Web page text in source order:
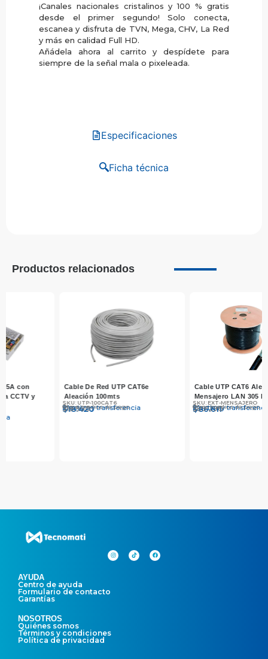
Especificaciones
Ficha técnica
¡Canales nacionales cristalinos y 100 % gratis
desde el primer segundo! Solo conecta,
escanea y disfruta de TVN, Mega, CHV, La Red
y más en calidad Full HD.
Añádela ahora al carrito y despídete para
siempre de la señal mala o pixeleada.
Productos relacionados
Cable UTP CAT6 Aleación Exterior
Mensajero LAN 305 Metros
SKU: EXT-MENSAJERO
Efectivo y transferencia
Otros medios de pago
Power Balun 1 Canal Rj45 Hd
Tvi/cvi/ahd Video + Power
SKU: POWER-BALUN
Efectivo y transferencia
Otros medios de pago
AYUDA
Centro de ayuda
Formulario de contacto
Garantías
NOSOTROS
Quiénes somos
Términos y condiciones
Política de privacidad